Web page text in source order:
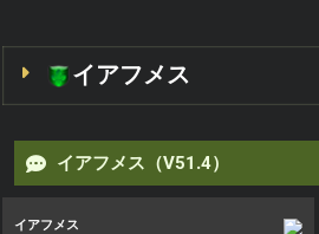
イアフメス
イアフメス（V51.4）
イアフメス